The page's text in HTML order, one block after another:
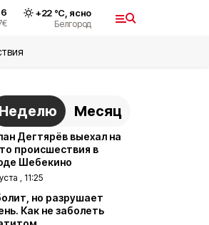
€
+22°С, ясно
Белгород
Неделю Месяц
Дегтярёв выехал на
происшествия в
Шебекино
, 11:25
но разрушает
Как не заболеть